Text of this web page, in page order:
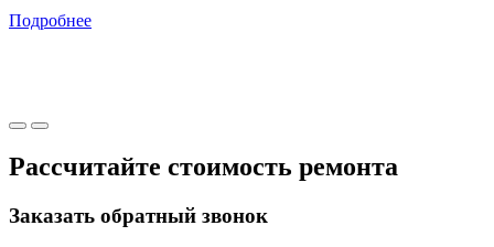
Подробнее
Рассчитайте стоимость ремонта
Заказать обратный звонок